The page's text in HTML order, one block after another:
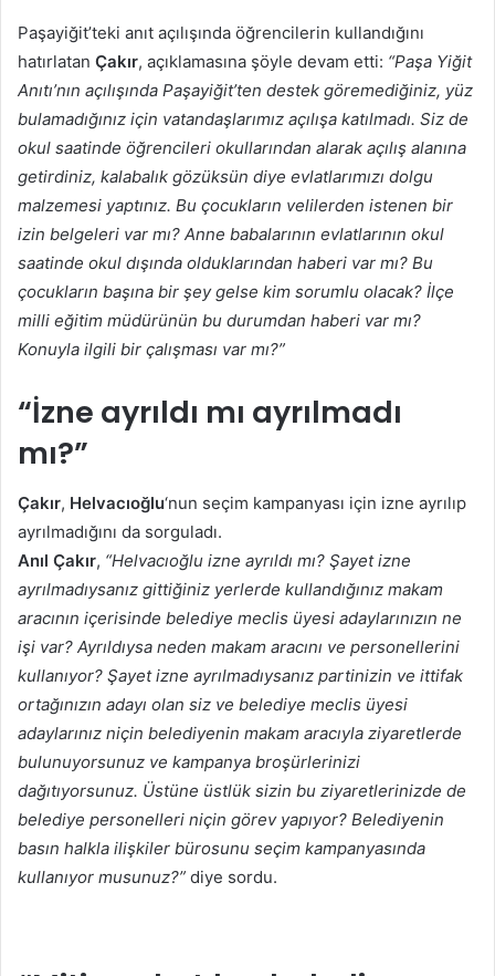
Paşayiğit’teki anıt açılışında öğrencilerin kullandığını
hatırlatan Çakır, açıklamasına şöyle devam etti: “Paşa Yiğit
Anıtı’nın açılışında Paşayiğit’ten destek göremediğiniz, yüz
bulamadığınız için vatandaşlarımız açılışa katılmadı. Siz de
okul saatinde öğrencileri okullarından alarak açılış alanına
getirdiniz, kalabalık gözüksün diye evlatlarımızı dolgu
malzemesi yaptınız. Bu çocukların velilerden istenen bir
izin belgeleri var mı? Anne babalarının evlatlarının okul
saatinde okul dışında olduklarından haberi var mı? Bu
çocukların başına bir şey gelse kim sorumlu olacak? İlçe
milli eğitim müdürünün bu durumdan haberi var mı?
Konuyla ilgili bir çalışması var mı?”
“İzne ayrıldı mı ayrılmadı
mı?”
Çakır, Helvacıoğlu‘nun seçim kampanyası için izne ayrılıp
ayrılmadığını da sorguladı.
Anıl Çakır, “Helvacıoğlu izne ayrıldı mı? Şayet izne
ayrılmadıysanız gittiğiniz yerlerde kullandığınız makam
aracının içerisinde belediye meclis üyesi adaylarınızın ne
işi var? Ayrıldıysa neden makam aracını ve personellerini
kullanıyor? Şayet izne ayrılmadıysanız partinizin ve ittifak
ortağınızın adayı olan siz ve belediye meclis üyesi
adaylarınız niçin belediyenin makam aracıyla ziyaretlerde
bulunuyorsunuz ve kampanya broşürlerinizi
dağıtıyorsunuz. Üstüne üstlük sizin bu ziyaretlerinizde de
belediye personelleri niçin görev yapıyor? Belediyenin
basın halkla ilişkiler bürosunu seçim kampanyasında
kullanıyor musunuz?” diye sordu.